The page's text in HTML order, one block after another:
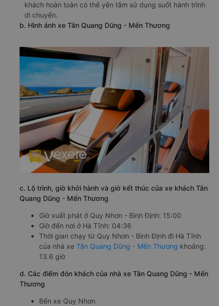
khách hoàn toàn có thể yên tâm sử dụng suốt hành trình
di chuyển.
b. Hình ảnh xe Tân Quang Dũng - Mến Thương
c. Lộ trình, giờ khởi hành và giờ kết thúc của xe khách Tân
Quang Dũng - Mến Thương
Giờ xuất phát ở Quy Nhơn - Bình Định: 15:00
Giờ đến nơi ở Hà Tĩnh: 04:36
Thời gian chạy từ Quy Nhơn - Bình Định đi Hà Tĩnh
của nhà xe Tân Quang Dũng - Mến Thương khoảng:
13.6 giờ
d. Các điểm đón khách của nhà xe Tân Quang Dũng - Mến
Thương
Bến xe Quy Nhơn